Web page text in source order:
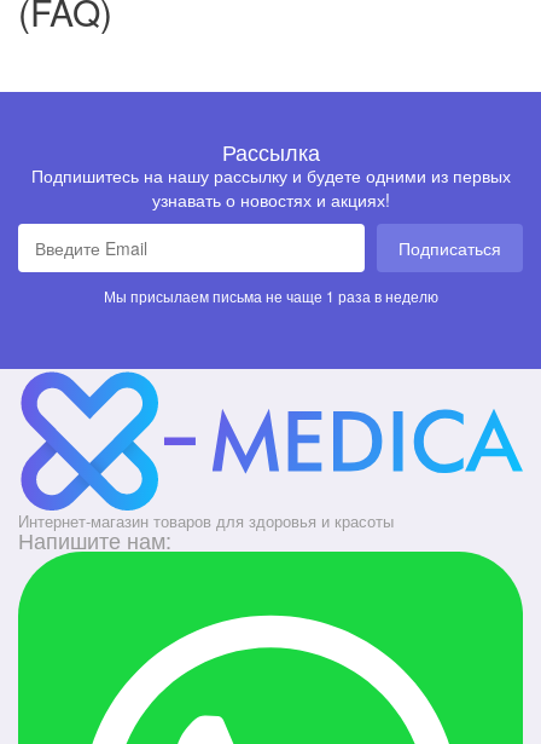
(FAQ)
Рассылка
Подпишитесь на нашу рассылку и будете одними из первых
узнавать о новостях и акциях!
Подписаться
Мы присылаем письма не чаще 1 раза в неделю
Интернет-магазин товаров для здоровья и красоты
Напишите нам: